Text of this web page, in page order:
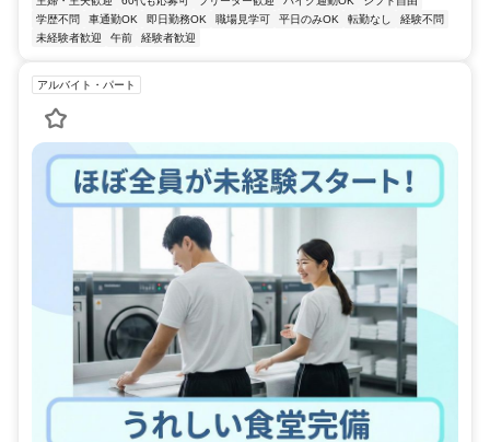
学歴不問
車通勤OK 即日勤務OK 職場見学可 平日のみOK 転勤なし
経験不問
未経験者歓迎
午前 経験者歓迎
アルバイト・パート